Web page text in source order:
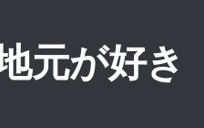
元が好き